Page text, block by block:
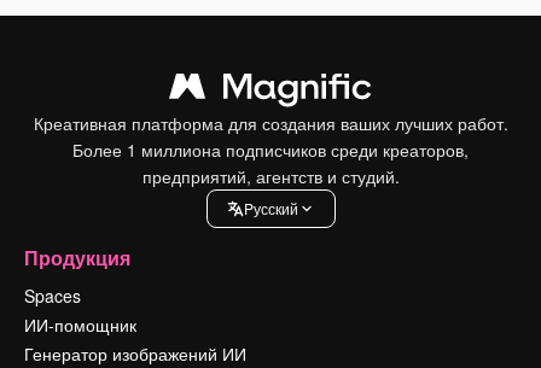
Креативная платформа для создания ваших лучших работ.
Более 1 миллиона подписчиков среди креаторов,
предприятий, агентств и студий.
Pусский
Продукция
Spaces
ИИ-помощник
Генератор изображений ИИ